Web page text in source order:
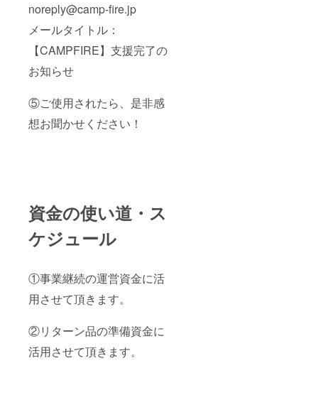
noreply@camp-fire.jp
メールタイトル：
【CAMPFIRE】支援完了の
お知らせ
⑤ご使用されたら、是非感
想お聞かせください！
資金の使い道・ス
ケジュール
①事業継続の運営資金に活
用させて頂きます。
②リターン品の準備資金に
活用させて頂きます。